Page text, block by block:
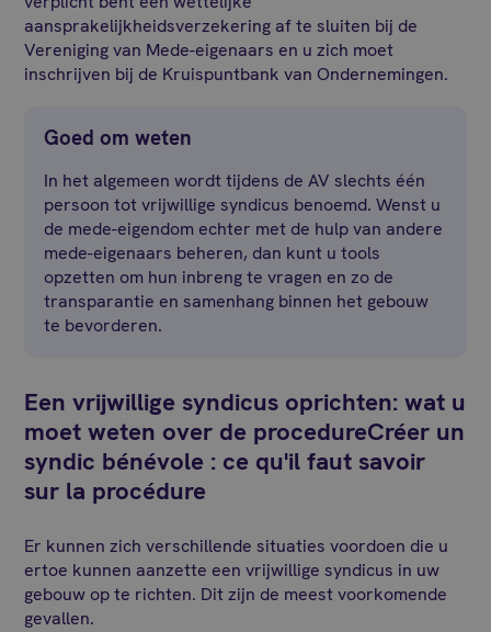
aansprakelijkheidsverzekering af te sluiten bij de
Vereniging van Mede-eigenaars en u zich moet
inschrijven bij de Kruispuntbank van Ondernemingen.
Goed om weten
In het algemeen wordt tijdens de AV slechts één
persoon tot vrijwillige syndicus benoemd. Wenst u
de mede-eigendom echter met de hulp van andere
mede-eigenaars beheren, dan kunt u tools
opzetten om hun inbreng te vragen en zo de
transparantie en samenhang binnen het gebouw
te bevorderen.
Een vrijwillige syndicus oprichten: wat u
moet weten over de procedureCréer un
syndic bénévole : ce qu'il faut savoir
sur la procédure
Er kunnen zich verschillende situaties voordoen die u
ertoe kunnen aanzette een vrijwillige syndicus in uw
gebouw op te richten. Dit zijn de meest voorkomende
gevallen.